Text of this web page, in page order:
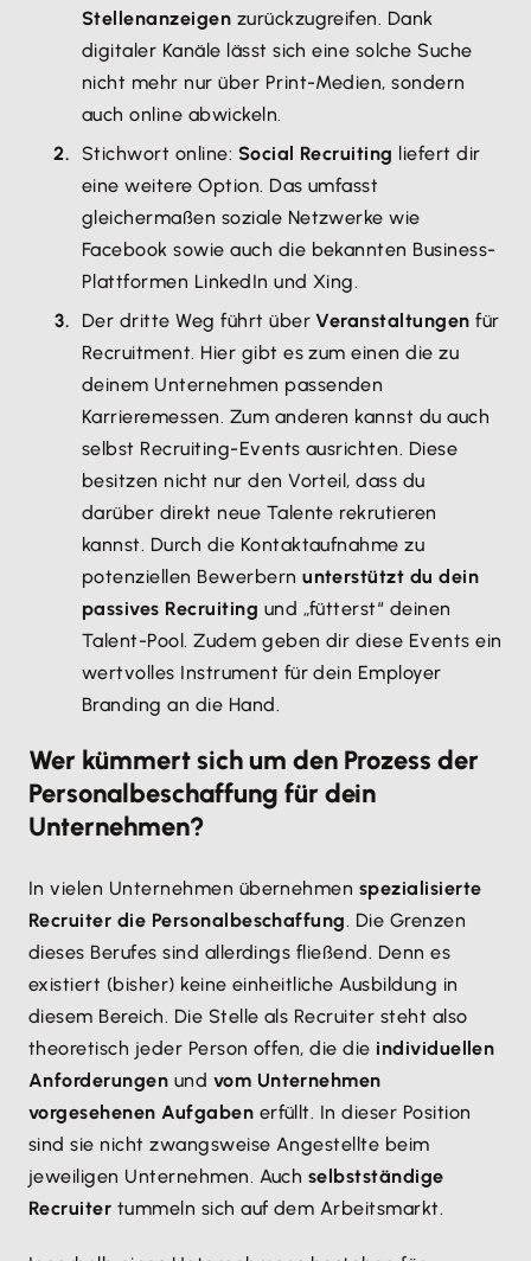
Stellenanzeigen zurückzugreifen. Dank
digitaler Kanäle lässt sich eine solche Suche
nicht mehr nur über Print-Medien, sondern
auch online abwickeln.
Stichwort online: Social Recruiting liefert dir
eine weitere Option. Das umfasst
gleichermaßen soziale Netzwerke wie
Facebook sowie auch die bekannten Business-
Plattformen LinkedIn und Xing.
Der dritte Weg führt über Veranstaltungenfür
Recruitment. Hier gibt es zum einen die zu
deinem Unternehmen passenden
Karrieremessen. Zum anderen kannst du auch
selbst Recruiting-Events ausrichten. Diese
besitzen nicht nur den Vorteil, dass du
darüber direkt neue Talente rekrutieren
kannst. Durch die Kontaktaufnahme zu
potenziellen Bewerbernunterstützt du dein
passives Recruiting und „fütterst“ deinen
Talent-Pool. Zudem geben dir diese Events ein
wertvolles Instrument für dein Employer
Branding an die Hand.
Wer kümmert sich um den Prozess der
Personalbeschaffung für dein
Unternehmen?
In vielen Unternehmen übernehmen spezialisierte
Recruiter die Personalbeschaffung. Die Grenzen
dieses Berufes sind allerdings fließend. Denn es
existiert (bisher) keine einheitliche Ausbildung in
diesem Bereich. Die Stelle als Recruiter steht also
theoretisch jeder Person offen, die die individuellen
Anforderungen und vom Unternehmen
vorgesehenen Aufgaben erfüllt. In dieser Position
sind sie nicht zwangsweise Angestellte beim
jeweiligen Unternehmen. Auch selbstständige
Recruiter tummeln sich auf dem Arbeitsmarkt.